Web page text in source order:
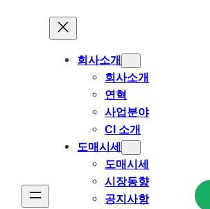
회사소개
회사소개
연혁
사업분야
CI 소개
도매시세
도매시세
시장동향
공지사항